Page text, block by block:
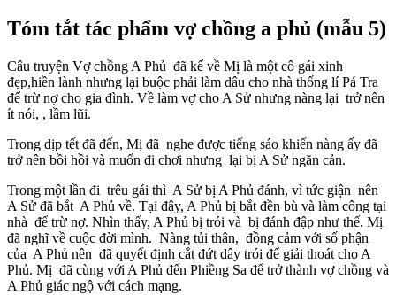
Tóm tắt tác phẩm vợ chồng a phủ (mẫu 5)
Câu truyện Vợ chồng A Phủ đã kể về Mị là một cô gái xinh
đẹp,hiền lành nhưng lại buộc phải làm dâu cho nhà thống lí Pá Tra
để trừ nợ cho gia đình. Về làm vợ cho A Sử nhưng nàng lại trở nên
ít nói, , lầm lũi.
Trong dịp tết đã đến, Mị đã nghe được tiếng sáo khiến nàng ấy đã
trở nên bồi hồi và muốn đi chơi nhưng lại bị A Sử ngăn cản.
Trong một lần đi trêu gái thì A Sử bị A Phủ đánh, vì tức giận nên
A Sử đã bắt A Phủ về. Tại đây, A Phủ bị bắt đền bù và làm công tại
nhà để trừ nợ. Nhìn thấy, A Phủ bị trói và bị đánh đập như thế. Mị
đã nghĩ về cuộc đời mình. Nàng tủi thân, đồng cảm với số phận
của A Phủ nên đã quyết định cắt đứt dây trói để giải thoát cho A
Phủ. Mị đã cùng với A Phủ đến Phiềng Sa để trở thành vợ chồng và
A Phủ giác ngộ với cách mạng.